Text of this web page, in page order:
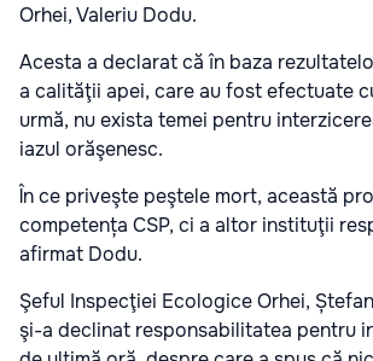
Orhei, Valeriu Dodu.
Acesta a declarat că în baza
a calităţii apei, care au fost efectuate
urmă, nu exista temei pentru
iazul orăşenesc.
În ce priveşte peştele mort, această
competența CSP, ci a altor instituţii
afirmat Dodu.
Şeful Inspecţiei Ecologice Orhei,
şi-a declinat responsabilitatea pentru